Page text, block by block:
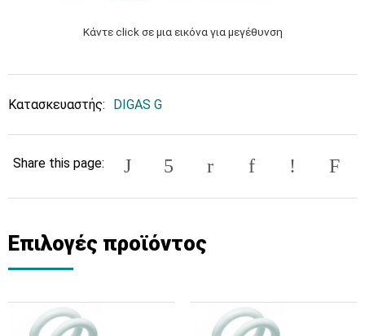
Κάντε click σε μια εικόνα για μεγέθυνση
Κατασκευαστής: DIGAS G
Share this page:
Επιλογές προϊόντος